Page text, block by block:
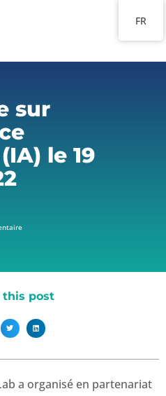
sur
le 19
this post
a organisé en partenariat
FR